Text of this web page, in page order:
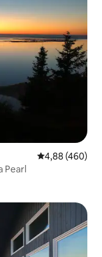
Vlerësimi
4,88 (460)
Pearl